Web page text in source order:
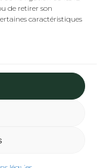
de retirer son
caractéristiques
(UE)